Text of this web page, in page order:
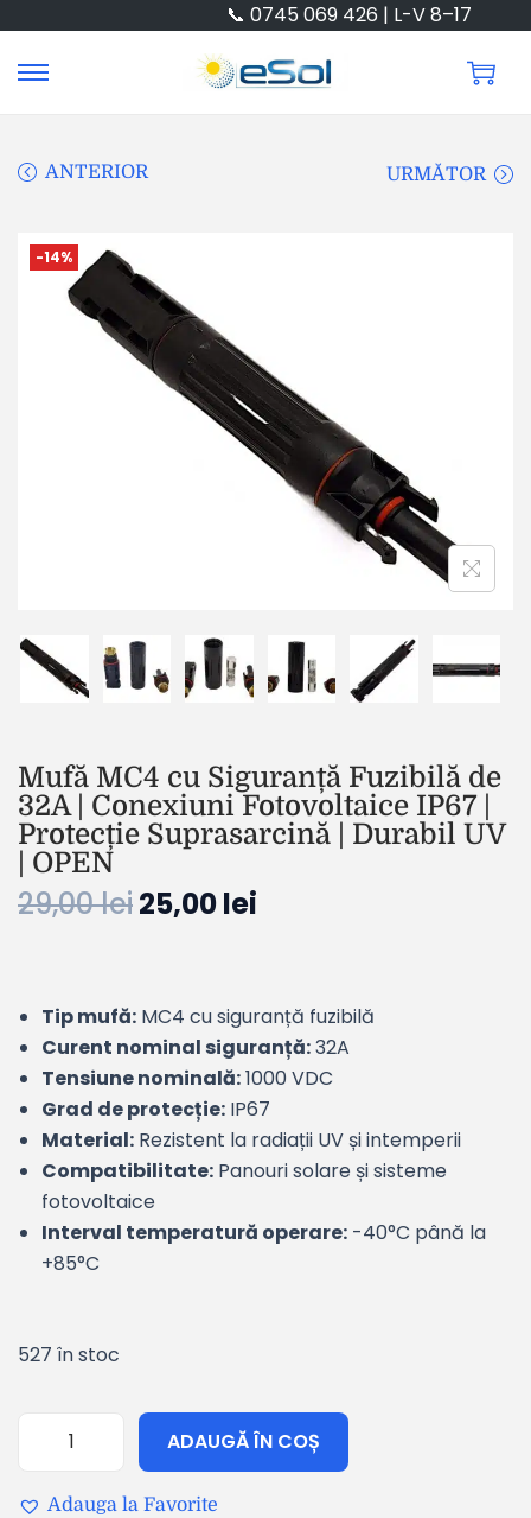
📞 0745 069 426 | L-V 8–17
ANTERIOR URMĂTOR
-14%
Mufă MC4 cu Siguranță Fuzibilă de
32A | Conexiuni Fotovoltaice IP67 |
Protecție Suprasarcină | Durabil UV
| OPEN
29,00lei25,00lei
Tip mufă: MC4 cu siguranță fuzibilă
Curent nominal siguranță:32A
Tensiune nominală:1000 VDC
Grad de protecție: IP67
Material: Rezistent la radiații UV și intemperii
Compatibilitate: Panouri solare și sisteme
fotovoltaice
Interval temperatură operare: -40°C până la
+85°C
527 în stoc
ADAUGĂ ÎN COȘ
Adauga la Favorite